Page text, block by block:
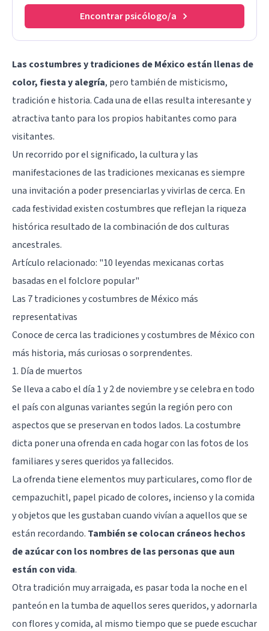
Encontrar psicólogo/a
Las costumbres y tradiciones de México están llenas de
color, fiesta y alegría, pero también de misticismo,
tradición e historia. Cada una de ellas resulta interesante y
atractiva tanto para los propios habitantes como para
visitantes.
Un recorrido por el significado, la cultura y las
manifestaciones de las tradiciones mexicanas es siempre
una invitación a poder presenciarlas y vivirlas de cerca. En
cada festividad existen costumbres que reflejan la riqueza
histórica resultado de la combinación de dos culturas
ancestrales.
Artículo relacionado: "10 leyendas mexicanas cortas
basadas en el folclore popular"
Las 7 tradiciones y costumbres de México más
representativas
Conoce de cerca las tradiciones y costumbres de México con
más historia, más curiosas o sorprendentes.
1. Día de muertos
Se lleva a cabo el día 1 y 2 de noviembre y se celebra en todo
el país con algunas variantes según la región pero con
aspectos que se preservan en todos lados. La costumbre
dicta poner una ofrenda en cada hogar con las fotos de los
familiares y seres queridos ya fallecidos.
La ofrenda tiene elementos muy particulares, como flor de
cempazuchitl, papel picado de colores, incienso y la comida
y objetos que les gustaban cuando vivían a aquellos que se
están recordando. También se colocan cráneos hechos
de azúcar con los nombres de las personas que aun
están con vida.
Otra tradición muy arraigada, es pasar toda la noche en el
panteón en la tumba de aquellos seres queridos, y adornarla
con flores y comida, al mismo tiempo que se puede escuchar